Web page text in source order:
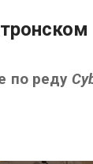
по реду